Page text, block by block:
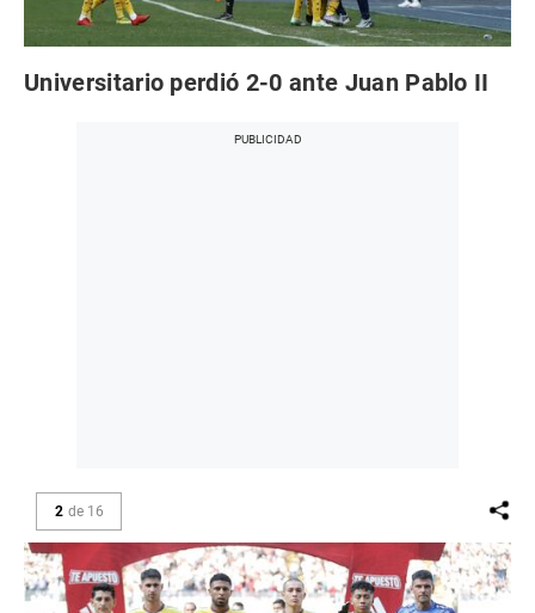
Universitario perdió 2-0 ante Juan Pablo II
2 de 16